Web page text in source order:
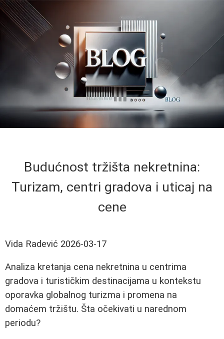
Budućnost tržišta nekretnina:
Turizam, centri gradova i uticaj na
cene
Vida Radević 2026-03-17
Analiza kretanja cena nekretnina u centrima
gradova i turističkim destinacijama u kontekstu
oporavka globalnog turizma i promena na
domaćem tržištu. Šta očekivati u narednom
periodu?